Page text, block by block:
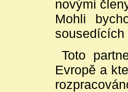
novými
Mohli
sousedících
Toto
Evropě a